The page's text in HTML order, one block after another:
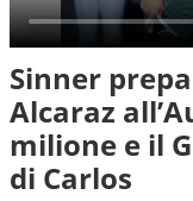
Sinner
Alcaraz
milione e il
di Carlos